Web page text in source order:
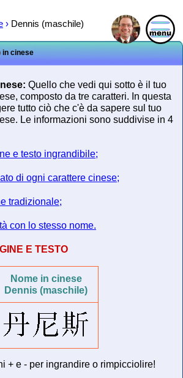
in cinese
Quello che vedi qui sotto è il tuo
composto da tre caratteri. In questa
tutto ciò che c'è da sapere sul tuo
Le informazioni sono suddivise in 4
e testo ingrandibile;
di ogni carattere cinese;
tradizionale;
con lo stesso nome.
E TESTO
Nome in cinese
Dennis (maschile)
+ e - per ingrandire o rimpicciolire!
› Dennis (maschile)